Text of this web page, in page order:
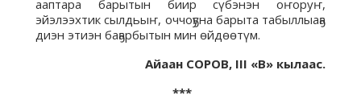
ааптара барытын биир сүбэнэн оҥоруҥ,
эйэлээхтик сылдьыҥ, оччоҕуна барыта табыллыаҕа
диэн этиэн баҕарбытын мин өйдөөтүм.
Айаан СОРОВ, III «В» кылаас.
***